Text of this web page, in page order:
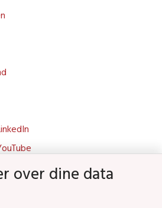
over dine data